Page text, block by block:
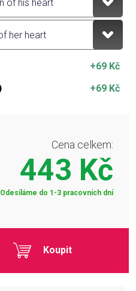
+69 Kč
+69 Kč
Cena celkem:
443 Kč
Odesíláme do 1-3 pracovních dní
Koupit